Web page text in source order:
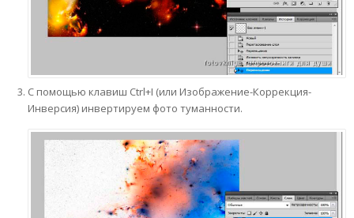
С помощью клавиш Ctrl+I (или Изображение-Коррекция-
Инверсия) инвертируем фото туманности.